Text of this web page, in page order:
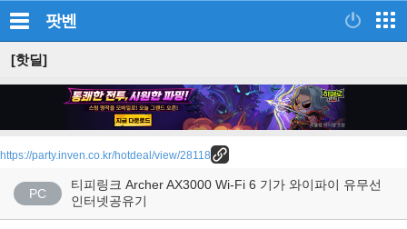
팟벤
[핫딜]
https://party.inven.co.kr/hotdeal/view/28118
PC
티피링크 Archer AX3000 Wi-Fi 6 기가 와이파이 유무선
인터넷공유기